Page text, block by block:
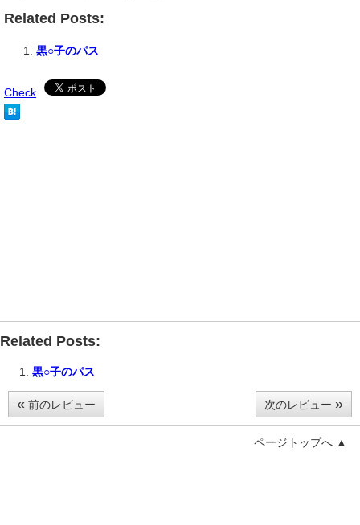
Related Posts:
黒○子のパス
Check
Related Posts:
黒○子のパス
« 前のレビュー 次のレビュー »
ページトップへ ▲